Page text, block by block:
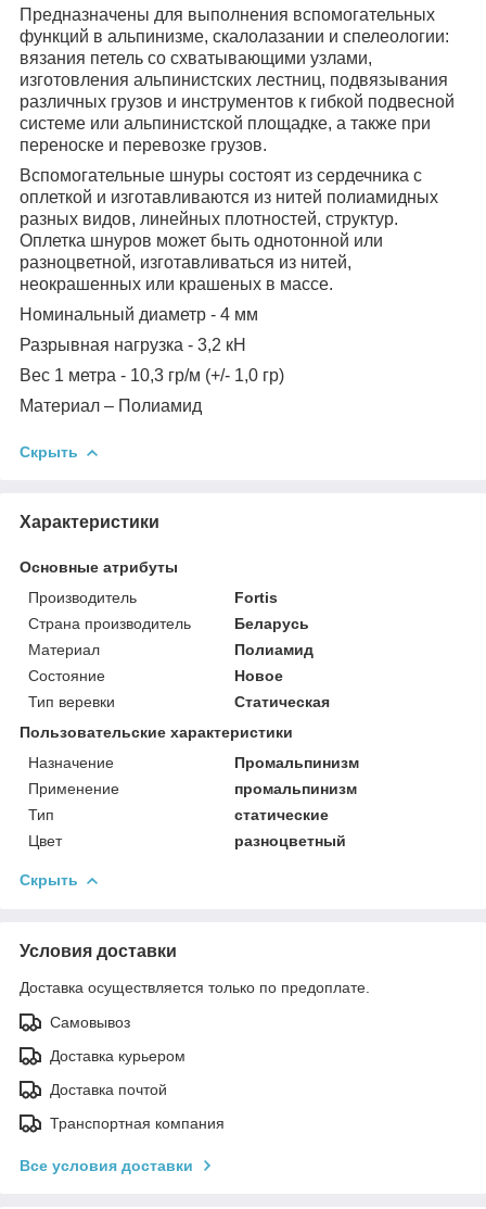
Предназначены для выполнения вспомогательных
функций в альпинизме, скалолазании и спелеологии:
вязания петель со схватывающими узлами,
изготовления альпинистских лестниц, подвязывания
различных грузов и инструментов к гибкой подвесной
системе или альпинистской площадке, а также при
переноске и перевозке грузов.
Вспомогательные шнуры состоят из сердечника с
оплеткой и изготавливаются из нитей полиамидных
разных видов, линейных плотностей, структур.
Оплетка шнуров может быть однотонной или
разноцветной, изготавливаться из нитей,
неокрашенных или крашеных в массе.
Номинальный диаметр - 4 мм
Разрывная нагрузка - 3,2 кН
Вес 1 метра - 10,3 гр/м (+/- 1,0 гр)
Материал – Полиамид
Скрыть
Характеристики
Основные атрибуты
Производитель
Fortis
Страна производитель
Беларусь
Материал
Полиамид
Состояние
Новое
Тип веревки
Статическая
Пользовательские характеристики
Назначение
Промальпинизм
Применение
промальпинизм
Тип
статические
Цвет
разноцветный
Скрыть
Условия доставки
Доставка осуществляется только по предоплате.
Самовывоз
Доставка курьером
Доставка почтой
Транспортная компания
Все условия доставки